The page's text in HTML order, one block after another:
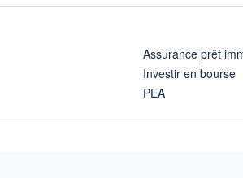
Assurance prêt
Investir en bourse
PEA